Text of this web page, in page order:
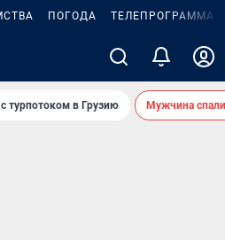
ПОГОДА ТЕЛЕПРОГРАММА
турпотоком в Грузию Мужчина